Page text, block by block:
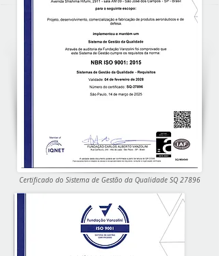
Certificado do Sistema de Gestão da Qualidade SQ 27896